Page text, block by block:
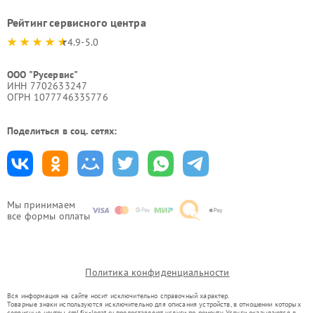
Мы принимаем
все формы оплаты
Рейтинг сервисного центра
4.9-5.0
ООО "Русервис"
ИНН 7702633247
ОГРН 1077746335776
Поделиться в соц. сетях:
Политика конфиденциальности
Вся информация на сайте носит исключительно справочный характер.
Товарные знаки используются исключительно для описания устройств, в отношении которых